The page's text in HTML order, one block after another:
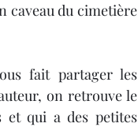
caveau du cimetière
fait partager les
on retrouve le
et qui a des petites